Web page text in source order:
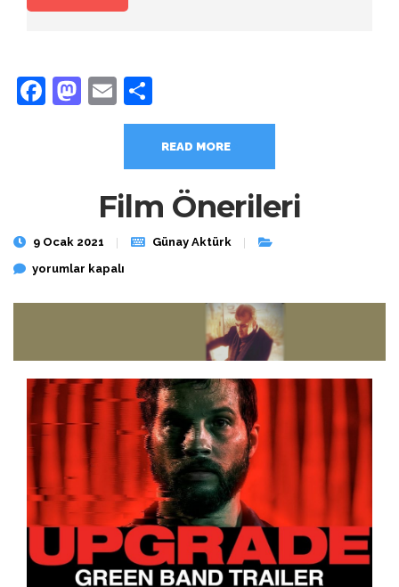
Facebook
Mastodon
Email
READ MORE
Film Önerileri
9 Ocak 2021
Günay Aktürk
Film Önerileri için
yorumlar kapalı